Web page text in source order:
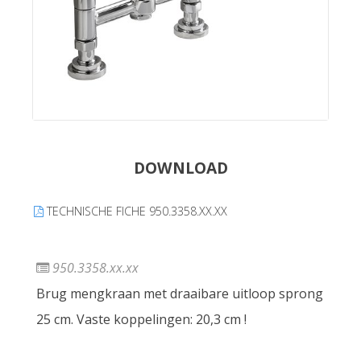
DOWNLOAD
TECHNISCHE FICHE 950.3358.XX.XX
950.3358.xx.xx
Brug mengkraan met draaibare uitloop sprong
25 cm. Vaste koppelingen: 20,3 cm !